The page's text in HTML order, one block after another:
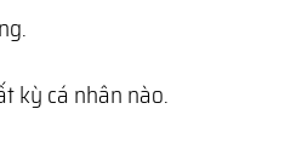
kỳ cá nhân nào.